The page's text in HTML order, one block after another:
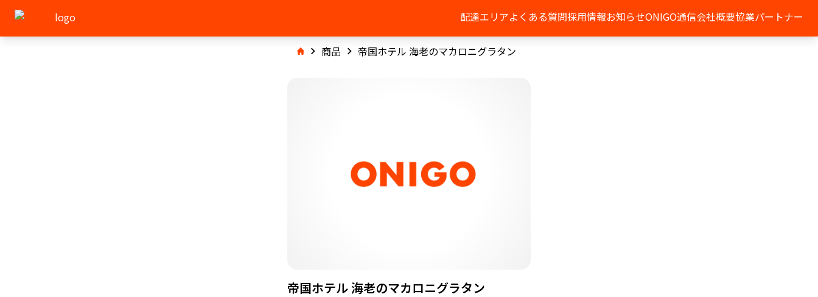
配達エリアよくある質問採用情報お知らせONIGO通信会社概要協業パートナー
商品 帝国ホテル 海老のマカロニグラタン
帝国ホテル 海老のマカロニグラタン